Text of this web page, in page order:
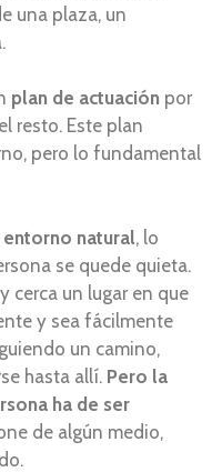
una plaza, un
plan de actuación por
resto. Este plan
pero lo fundamental
entorno natural, lo
se quede quieta.
cerca un lugar en que
y sea fácilmente
un camino,
hasta allí. Pero la
ha de ser
de algún medio,